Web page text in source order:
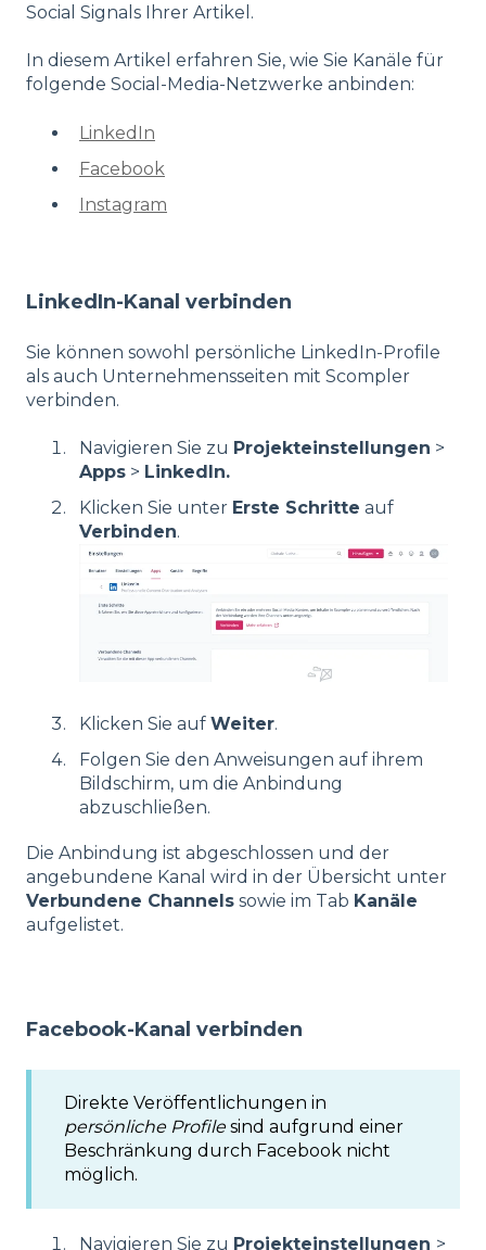
Social Signals Ihrer Artikel.
In diesem Artikel erfahren Sie, wie Sie Kanäle für
folgende Social-Media-Netzwerke anbinden:
LinkedIn
Facebook
Instagram
LinkedIn-Kanal verbinden
Sie können sowohl persönliche LinkedIn-Profile
als auch Unternehmensseiten mit Scompler
verbinden.
Navigieren Sie zu Projekteinstellungen >
Apps > LinkedIn.
Klicken Sie unter Erste Schritte auf
Verbinden.
Klicken Sie auf Weiter.
Folgen Sie den Anweisungen auf ihrem
Bildschirm, um die Anbindung
abzuschließen.
Die Anbindung ist abgeschlossen und der
angebundene Kanal wird in der Übersicht unter
Verbundene Channels sowie im Tab Kanäle
aufgelistet.
Facebook-Kanal verbinden
Direkte Veröffentlichungen in
persönliche Profilesind aufgrund einer
Beschränkung durch Facebook nicht
möglich.
Navigieren Sie zu Projekteinstellungen >